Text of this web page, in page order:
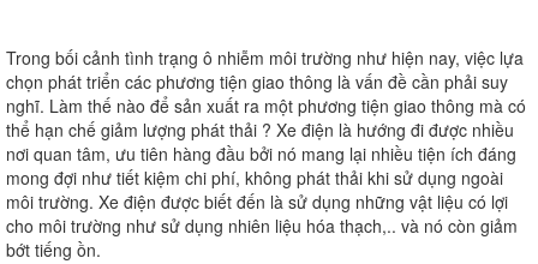
Trong bối cảnh tình trạng ô nhiễm môi trường như hiện nay, việc lựa
chọn phát triển các phương tiện giao thông là vấn đề cần phải suy
nghĩ. Làm thế nào để sản xuất ra một phương tiện giao thông mà có
thể hạn chế giảm lượng phát thải ? Xe điện là hướng đi được nhiều
nơi quan tâm, ưu tiên hàng đầu bởi nó mang lại nhiều tiện ích đáng
mong đợi như tiết kiệm chi phí, không phát thải khi sử dụng ngoài
môi trường. Xe điện được biết đến là sử dụng những vật liệu có lợi
cho môi trường như sử dụng nhiên liệu hóa thạch,.. và nó còn giảm
bớt tiếng ồn.